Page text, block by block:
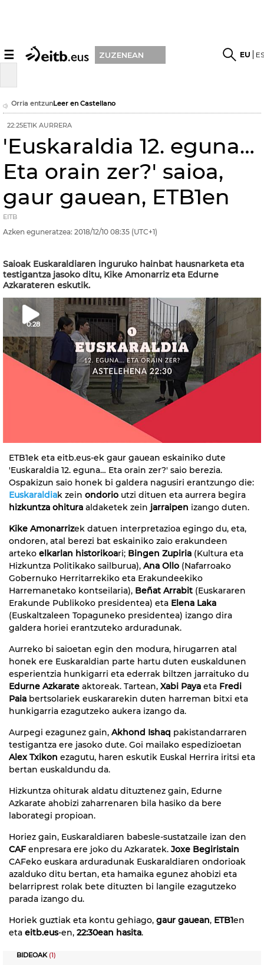
☰ ZUZENEAN EU
Orria entzunLeer en Castellano
22:25ETIK AURRERA
'Euskaraldia 12. eguna…
Eta orain zer?' saioa,
gaur gauean, ETB1en
EITB
Azken eguneratzea: 2018/12/10 08:35 (UTC+1)
Saioak Euskaraldiaren inguruko hainbat hausnarketa eta
testigantza jasoko ditu, Kike Amonarriz eta Edurne
Azkarateren eskutik.
0:28
ETB1ek eta eitb.eus-ek gaur gauean eskainiko dute
'Euskaraldia 12. eguna… Eta orain zer?' saio berezia.
Ospakizun saio honek bi galdera nagusiri erantzungo die:
Euskaraldiak zein ondorio utzi dituen eta aurrera begira
hizkuntza ohitura aldaketek zein jarraipen izango duten.
Kike Amonarrizek datuen interpretazioa egingo du, eta,
ondoren, atal berezi bat eskainiko zaio erakundeen
arteko elkarlan historikoari; Bingen Zupiria (Kultura eta
Hizkuntza Politikako sailburua), Ana Ollo (Nafarroako
Gobernuko Herritarrekiko eta Erakundeekiko
Harremanetako kontseilaria), Beñat Arrabit (Euskararen
Erakunde Publikoko presidentea) eta Elena Laka
(Euskaltzaleen Topaguneko presidentea) izango dira
galdera horiei erantzuteko arduradunak.
Aurreko bi saioetan egin den modura, hirugarren atal
honek ere Euskaraldian parte hartu duten euskaldunen
esperientzia hunkigarri eta ederrak biltzen jarraituko du
Edurne Azkarate aktoreak. Tartean, Xabi Paya eta Fredi
Paia bertsolariek euskararekin duten harreman bitxi eta
hunkigarria ezagutzeko aukera izango da.
Aurpegi ezagunez gain, Akhond Ishaq pakistandarraren
testigantza ere jasoko dute. Goi mailako espedizioetan
Alex Txikon ezagutu, haren eskutik Euskal Herrira iritsi eta
bertan euskaldundu da.
Hizkuntza ohiturak aldatu dituztenez gain, Edurne
Azkarate ahobizi zaharrenaren bila hasiko da bere
laborategi propioan.
Horiez gain, Euskaraldiaren babesle-sustatzaile izan den
CAF enpresara ere joko du Azkaratek. Joxe Begiristain
CAFeko euskara arduradunak Euskaraldiaren ondorioak
azalduko ditu bertan, eta hamaika egunez ahobizi eta
belarriprest rolak bete dituzten bi langile ezagutzeko
parada izango du.
Horiek guztiak eta kontu gehiago, gaur gauean, ETB1en
eta eitb.eus-en, 22:30ean hasita.
BIDEOAK (1)